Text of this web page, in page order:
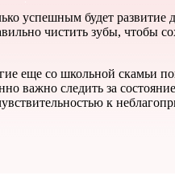
успешным будет развитие
чистить зубы, чтобы
еще со школьной скамьи
важно следить за
к